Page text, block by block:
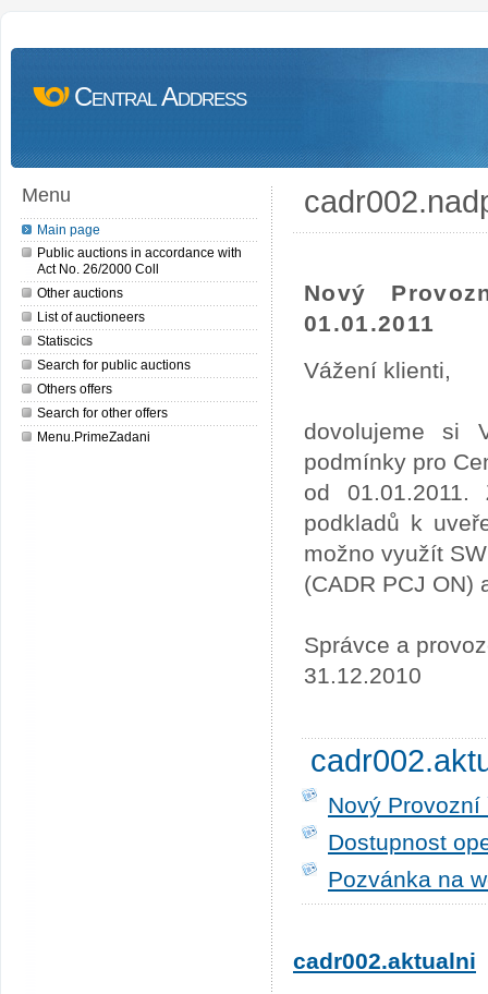
Central Address
Menu
Main page
Public auctions in accordance with
Act No. 26/2000 Coll
Other auctions
List of auctioneers
Statiscics
Search for public auctions
Others offers
Search for other offers
Menu.PrimeZadani
Nový
01.01.2011
Vážení klienti,
dovolujeme si
podmínky pro
od 01.01.2011.
podkladů k
možno využít
(CADR PCJ ON)
Správce a
31.12.2010
Nový
Dostupnost
Pozvánka na
cadr002.aktualni